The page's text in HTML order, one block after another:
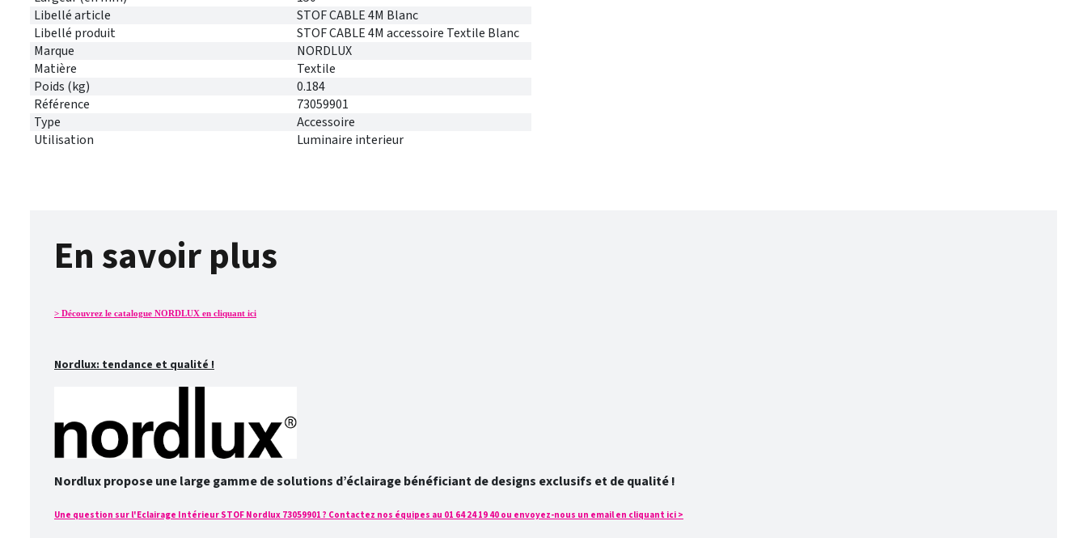
Libellé article
STOF CABLE 4M Blanc
Libellé produit
STOF CABLE 4M accessoire Textile Blanc
Marque
NORDLUX
Matière
Textile
Poids (kg)
0.184
Référence
73059901
Type
Accessoire
Utilisation
Luminaire interieur
En savoir plus
> Découvrez le catalogue NORDLUX en cliquant ici
Nordlux: tendance et qualité !
Nordlux propose une large gamme de solutions d’éclairage bénéficiant de designs exclusifs et de qualité !
Une question sur l'Eclairage Intérieur STOF Nordlux 73059901 ? Contactez nos équipes au 01 64 24 19 40 ou envoyez-nous un email en cliquant ici >